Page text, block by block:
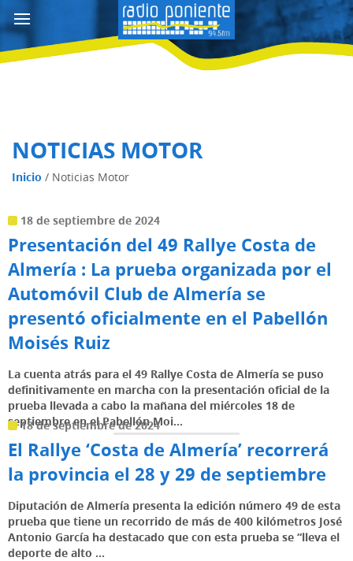
NOTICIAS MOTOR
Inicio / Noticias Motor
18 de septiembre de 2024
Presentación del 49 Rallye Costa de
Almería : La prueba organizada por el
Automóvil Club de Almería se
presentó oficialmente en el Pabellón
Moisés Ruiz
La cuenta atrás para el 49 Rallye Costa de Almería se puso
definitivamente en marcha con la presentación oficial de la
prueba llevada a cabo la mañana del miércoles 18 de
septiembre en el Pabellón Moi...
18 de septiembre de 2024
El Rallye ‘Costa de Almería’ recorrerá
la provincia el 28 y 29 de septiembre
Diputación de Almería presenta la edición número 49 de esta
prueba que tiene un recorrido de más de 400 kilómetros José
Antonio García ha destacado que con esta prueba se “lleva el
deporte de alto ...